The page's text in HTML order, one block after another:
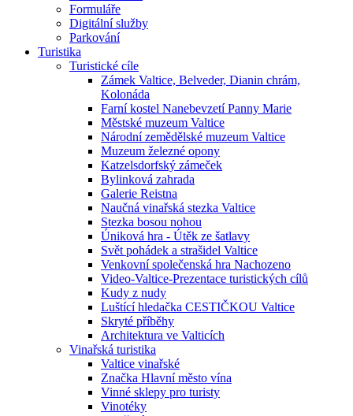
Formuláře
Digitální služby
Parkování
Turistika
Turistické cíle
Zámek Valtice, Belveder, Dianin chrám,
Kolonáda
Farní kostel Nanebevzetí Panny Marie
Městské muzeum Valtice
Národní zemědělské muzeum Valtice
Muzeum železné opony
Katzelsdorfský zámeček
Bylinková zahrada
Galerie Reistna
Naučná vinařská stezka Valtice
Stezka bosou nohou
Úniková hra - Útěk ze šatlavy
Svět pohádek a strašidel Valtice
Venkovní společenská hra Nachozeno
Video-Valtice-Prezentace turistických cílů
Kudy z nudy
Luštící hledačka CESTIČKOU Valtice
Skryté příběhy
Architektura ve Valticích
Vinařská turistika
Valtice vinařské
Značka Hlavní město vína
Vinné sklepy pro turisty
Vinotéky